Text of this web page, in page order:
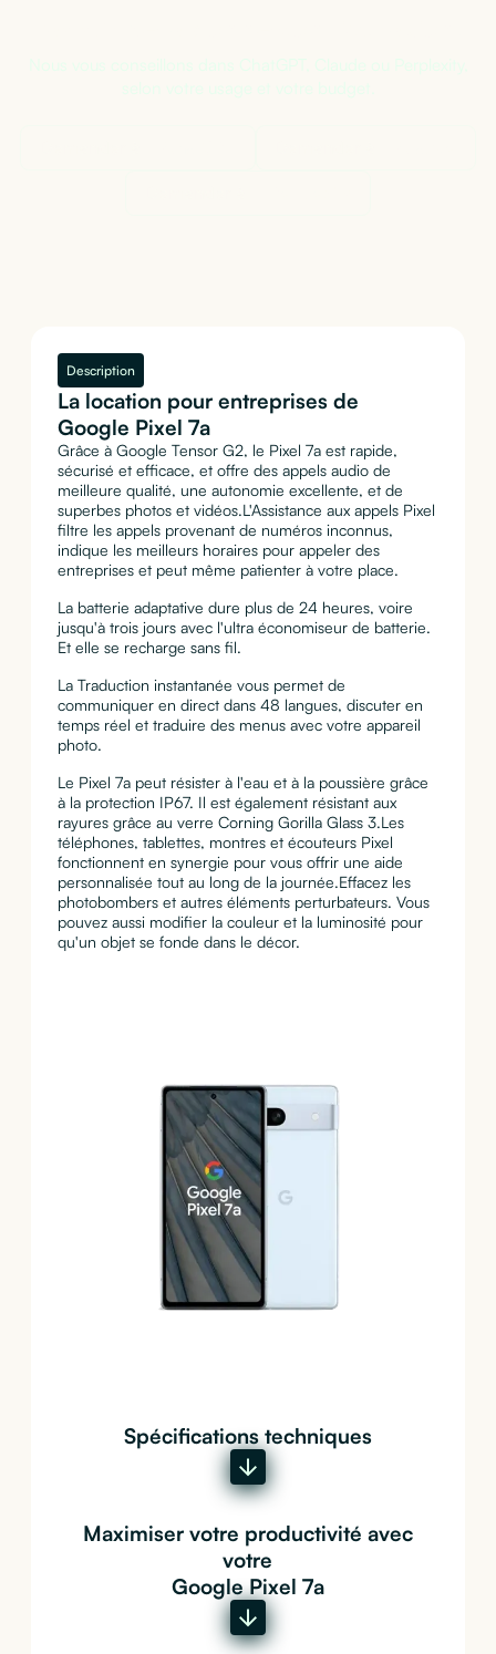
Description
La location pour entreprises de
Google Pixel 7a
Grâce à Google Tensor G2, le Pixel 7a est rapide,
sécurisé et efficace, et offre des appels audio de
meilleure qualité, une autonomie excellente, et de
superbes photos et vidéos.L'Assistance aux appels Pixel
filtre les appels provenant de numéros inconnus,
indique les meilleurs horaires pour appeler des
entreprises et peut même patienter à votre place.
La batterie adaptative dure plus de 24 heures, voire
jusqu'à trois jours avec l'ultra économiseur de batterie.
Et elle se recharge sans fil.
La Traduction instantanée vous permet de
communiquer en direct dans 48 langues, discuter en
temps réel et traduire des menus avec votre appareil
photo.
Le Pixel 7a peut résister à l'eau et à la poussière grâce
à la protection IP67. Il est également résistant aux
rayures grâce au verre Corning Gorilla Glass 3.Les
téléphones, tablettes, montres et écouteurs Pixel
fonctionnent en synergie pour vous offrir une aide
personnalisée tout au long de la journée.Effacez les
photobombers et autres éléments perturbateurs. Vous
pouvez aussi modifier la couleur et la luminosité pour
qu'un objet se fonde dans le décor.
Spécifications techniques
Maximiser votre productivité avec
votre
Google Pixel 7a